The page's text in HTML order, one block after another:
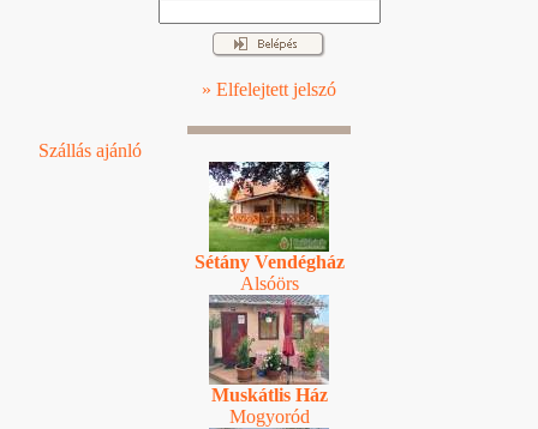
» Elfelejtett jelszó
Szállás ajánló
Sétány Vendégház
Alsóörs
Muskátlis Ház
Mogyoród